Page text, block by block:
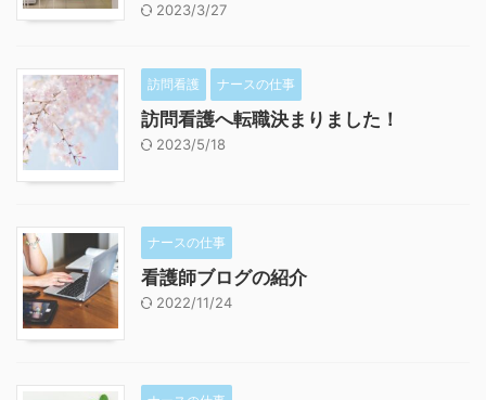
2023/3/27
訪問看護 ナースの仕事
訪問看護へ転職決まりました！
2023/5/18
ナースの仕事
看護師ブログの紹介
2022/11/24